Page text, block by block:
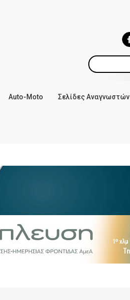
Αναζήτηση
Auto-Moto Σελίδες Αναγνωστών